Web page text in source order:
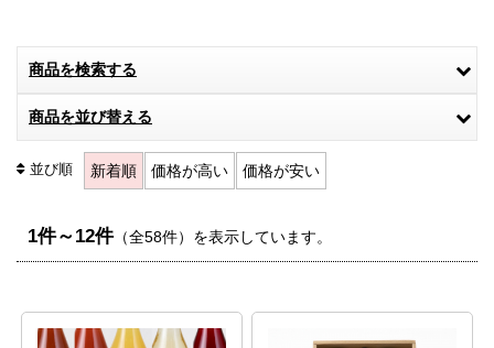
商品を検索する
商品を並び替える
並び順 新着順 価格が高い 価格が安い
1件～12件（全58件）を表示しています。